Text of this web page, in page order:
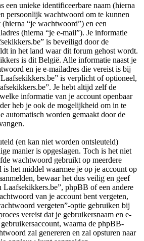
een unieke identificeerbare naam (hierna
persoonlijk wachtwoord om te kunnen
“je wachtwoord”) en een
(hierna “je e-mail”). Je informatie
is beveiligd door de
in het land waar dit forum gehost wordt.
is dit België. Alle informatie naast je
en je e-mailadres die vereist is bij
is verplicht of optioneel,
Je hebt altijd zelf de
informatie van je account openbaar
heb je ook de mogelijkheid om in te
automatisch worden gemaakt door de
(en kan niet worden ontsleuteld)
manier is opgeslagen. Toch is het niet
wachtwoord gebruikt op meerdere
het middel waarmee je op je account op
bewaar het dus veilig en geef
Laafsekikkers.be”, phpBB of een andere
van je account bent vergeten,
vergeten”-optie gebruiken bij
vereist dat je gebruikersnaam en e-
waarna de phpBB-
zal genereren en zal opsturen naar